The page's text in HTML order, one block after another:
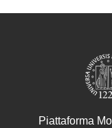
Piattaforma